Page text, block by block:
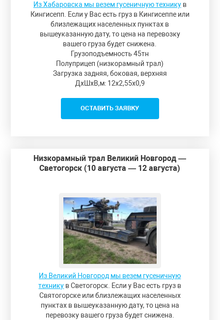
Из Хабаровска мы везем гусеничную техникув
Кингисепп. Если у Вас есть груз в Кингисеппе или
близлежащих населенных пунктах в
вышеуказанную дату, то цена на перевозку
вашего груза будет снижена.
Грузоподъемность 45тн
Полуприцеп (низкорамный трал)
Загрузка задняя, боковая, верхняя
ДxШxВ,м: 12x2,55x0,9
ОСТАВИТЬ ЗАЯВКУ
Низкорамный трал Великий Новгород —
Светогорск (10 августа — 12 августа)
Из Великий Новгород мы везем гусеничную
технику в Светогорск. Если у Вас есть груз в
Святогорске или близлежащих населенных
пунктах в вышеуказанную дату, то цена на
перевозку вашего груза будет снижена.